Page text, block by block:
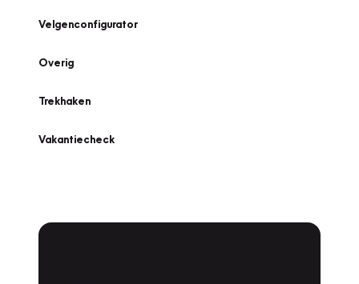
Velgenconfigurator
Overig
Trekhaken
Vakantiecheck